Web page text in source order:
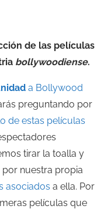
de las películas
bollywoodiense.
a Bollywood
preguntando por
de estas películas
tirar la toalla y
nuestra propia
asociados a ella. Por
películas que